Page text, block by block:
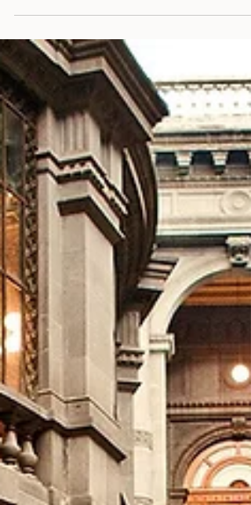
Ciudad de México, el Museo Kaluz, abrió